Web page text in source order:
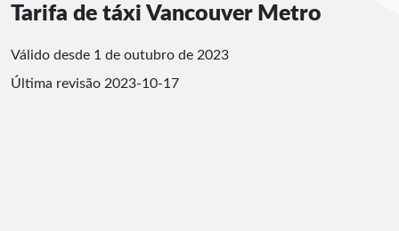
Tarifa de táxi Vancouver Metro
Válido desde 1 de outubro de 2023
Última revisão 2023-10-17